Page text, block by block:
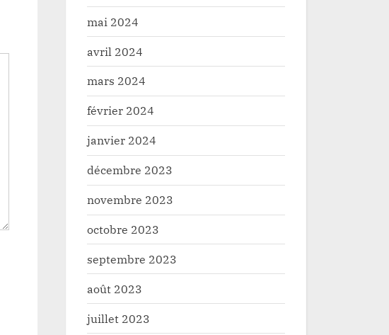
mai 2024
avril 2024
mars 2024
février 2024
janvier 2024
décembre 2023
novembre 2023
octobre 2023
septembre 2023
août 2023
juillet 2023